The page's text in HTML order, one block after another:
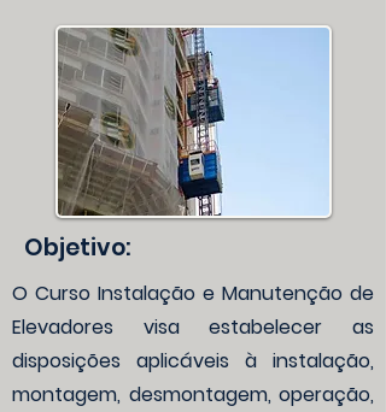
Objetivo:
O Curso Instalação e Manutenção de
Elevadores visa estabelecer as
disposições aplicáveis à instalação,
montagem, desmontagem, operação,